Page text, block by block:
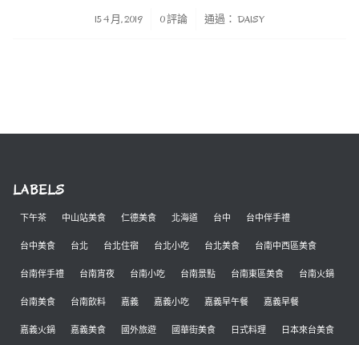
15 4 月, 2019
/ 0 評論 通過： DAISY
LABELS
下午茶 中山站美食 仁德美食 北海道 台中 台中伴手禮
台中美食 台北 台北住宿 台北小吃 台北美食 台南中西區美食
台南伴手禮 台南宵夜 台南小吃 台南景點 台南東區美食 台南火鍋
台南美食 台南飲料 嘉義 嘉義小吃 嘉義早午餐 嘉義早餐
嘉義火鍋 嘉義美食 國外旅遊 國華街美食 日式料理 日本來台美食